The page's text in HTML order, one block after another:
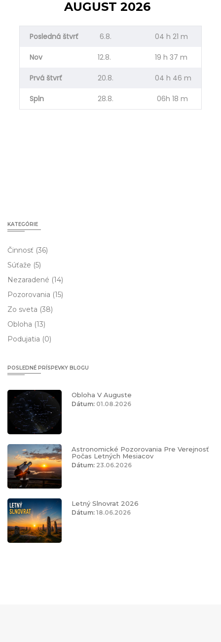
AUGUST 2026
Posledná štvrť 6.8. 04 h 21 m
Nov 12.8. 19 h 37 m
Prvá štvrť 20.8. 04 h 46 m
Spln 28.8. 06h 18 m
KATEGÓRIE
Činnosť (36)
Súťaže (5)
Nezaradené (14)
Pozorovania (15)
Zo sveta (38)
Obloha (13)
Podujatia (0)
POSLEDNÉ PRÍSPEVKY BLOGU
Obloha V Auguste
Dátum: 01.08.2026
Astronomické Pozorovania Pre Verejnosť
Počas Letných Mesiacov
Dátum: 23.06.2026
Letný Slnovrat 2026
Dátum: 18.06.2026